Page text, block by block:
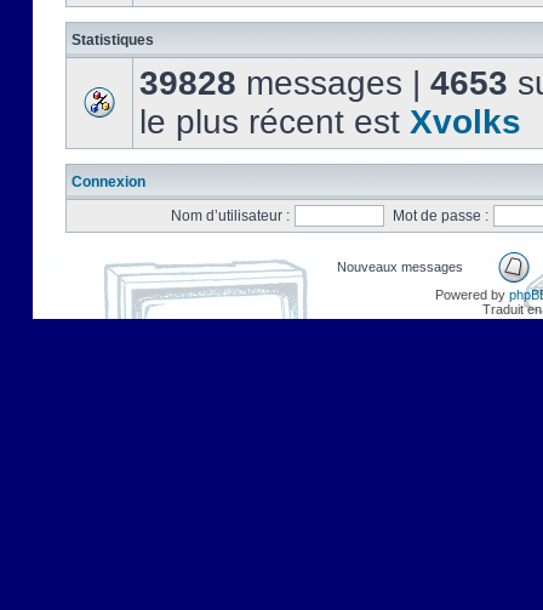
Statistiques
39828 messages | 4653
le plus récent est Xvolks
Connexion
Nom d’utilisateur :
Mot de passe :
Nouveaux messages
Powered by
Traduit